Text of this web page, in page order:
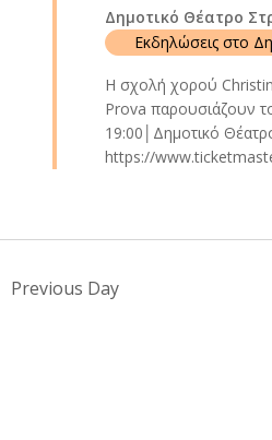
Δημοτικό Θέατρο
Εκδηλώσεις στο
Η σχολή χορού
Prova παρουσιάζουν
19:00│Δημοτικό
https://
Previous Day